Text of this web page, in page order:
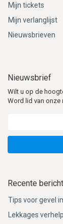
Mijn tickets
Mijn verlanglijst
Nieuwsbrieven
Nieuwsbrief
Wilt u op de
Word lid van onze
Recente
Tips voor gevel
Lekkages